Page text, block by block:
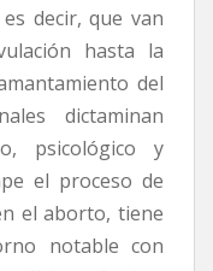
decir, que van
hasta la
del
dictaminan
psicológico y
el proceso de
el aborto, tiene
notable con